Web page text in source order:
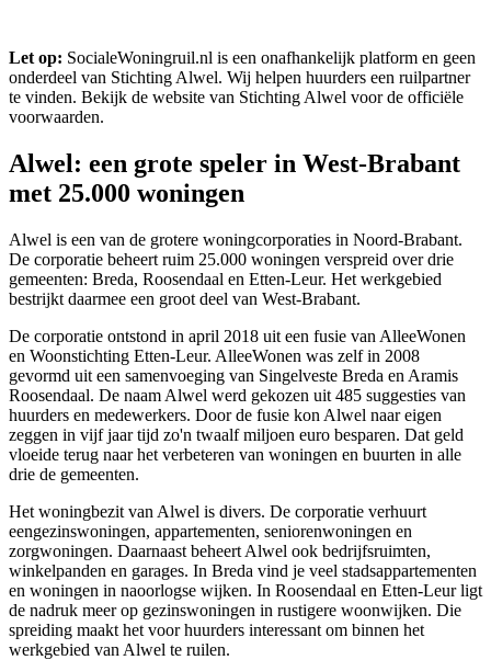
Let op: SocialeWoningruil.nl is een onafhankelijk platform en geen
onderdeel van Stichting Alwel. Wij helpen huurders een ruilpartner
te vinden. Bekijk de website van Stichting Alwel voor de officiële
voorwaarden.
Alwel: een grote speler in West-Brabant
met 25.000 woningen
Alwel is een van de grotere woningcorporaties in Noord-Brabant.
De corporatie beheert ruim 25.000 woningen verspreid over drie
gemeenten: Breda, Roosendaal en Etten-Leur. Het werkgebied
bestrijkt daarmee een groot deel van West-Brabant.
De corporatie ontstond in april 2018 uit een fusie van AlleeWonen
en Woonstichting Etten-Leur. AlleeWonen was zelf in 2008
gevormd uit een samenvoeging van Singelveste Breda en Aramis
Roosendaal. De naam Alwel werd gekozen uit 485 suggesties van
huurders en medewerkers. Door de fusie kon Alwel naar eigen
zeggen in vijf jaar tijd zo'n twaalf miljoen euro besparen. Dat geld
vloeide terug naar het verbeteren van woningen en buurten in alle
drie de gemeenten.
Het woningbezit van Alwel is divers. De corporatie verhuurt
eengezinswoningen, appartementen, seniorenwoningen en
zorgwoningen. Daarnaast beheert Alwel ook bedrijfsruimten,
winkelpanden en garages. In Breda vind je veel stadsappartementen
en woningen in naoorlogse wijken. In Roosendaal en Etten-Leur ligt
de nadruk meer op gezinswoningen in rustigere woonwijken. Die
spreiding maakt het voor huurders interessant om binnen het
werkgebied van Alwel te ruilen.